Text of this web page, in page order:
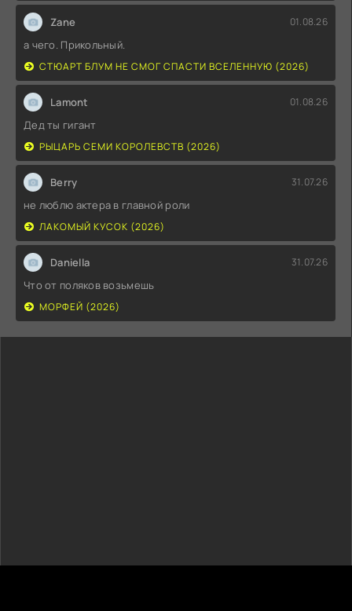
Zane 01.08.26
а чего. Прикольный.
СТЮАРТ БЛУМ НЕ СМОГ СПАСТИ ВСЕЛЕННУЮ (2026)
Lamont 01.08.26
Дед ты гигант
РЫЦАРЬ СЕМИ КОРОЛЕВСТВ (2026)
Berry 31.07.26
не люблю актера в главной роли
ЛАКОМЫЙ КУСОК (2026)
Daniella 31.07.26
Что от поляков возьмешь
МОРФЕЙ (2026)